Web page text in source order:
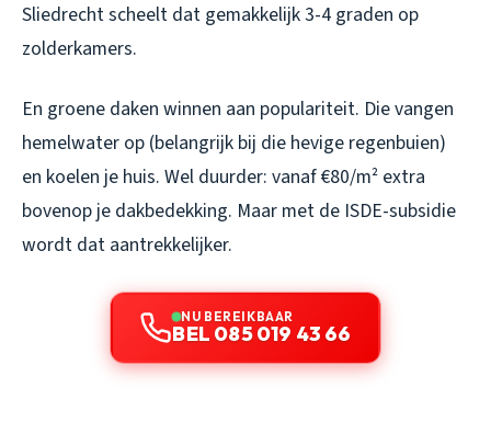
Sliedrecht scheelt dat gemakkelijk 3-4 graden op
zolderkamers.
En groene daken winnen aan populariteit. Die vangen
hemelwater op (belangrijk bij die hevige regenbuien)
en koelen je huis. Wel duurder: vanaf €80/m² extra
bovenop je dakbedekking. Maar met de ISDE-subsidie
wordt dat aantrekkelijker.
NU BEREIKBAAR
BEL 085 019 43 66